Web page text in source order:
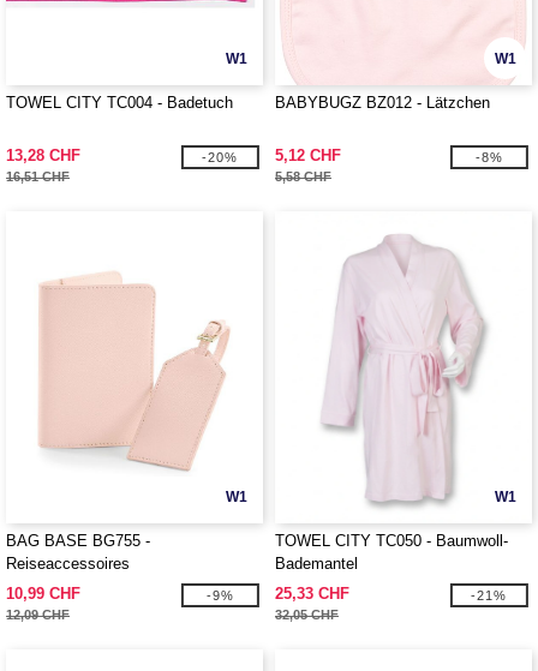
W1
TOWEL CITY TC004 - Badetuch
13,28 CHF
16,51 CHF
-20%
W1
BABYBUGZ BZ012 - Lätzchen
5,12 CHF
5,58 CHF
-8%
W1
BAG BASE BG755 -
Reiseaccessoires
10,99 CHF
12,09 CHF
-9%
W1
TOWEL CITY TC050 - Baumwoll-
Bademantel
25,33 CHF
32,05 CHF
-21%